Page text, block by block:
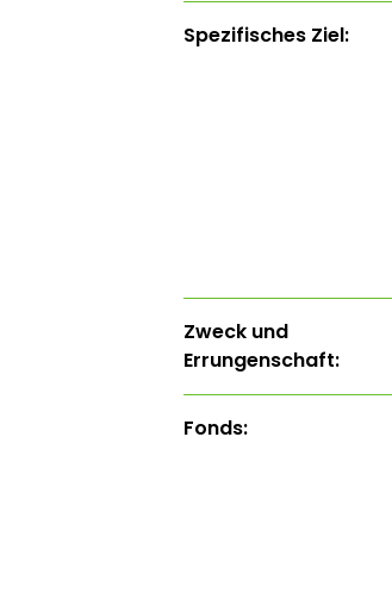
Spezifisches Ziel:
Zweck und
Errungenschaft:
Fonds: